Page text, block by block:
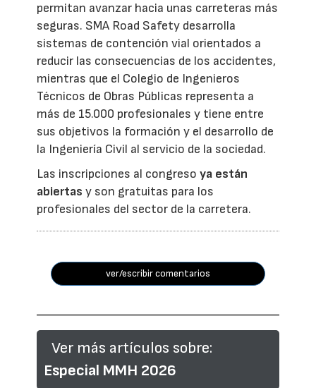
permitan avanzar hacia unas carreteras más
seguras. SMA Road Safety desarrolla
sistemas de contención vial orientados a
reducir las consecuencias de los accidentes,
mientras que el Colegio de Ingenieros
Técnicos de Obras Públicas representa a
más de 15.000 profesionales y tiene entre
sus objetivos la formación y el desarrollo de
la Ingeniería Civil al servicio de la sociedad.
Las inscripciones al congresoya están
abiertas y son gratuitas para los
profesionales del sector de la carretera.
ver/escribir comentarios
Ver más artículos sobre:
Especial MMH 2026